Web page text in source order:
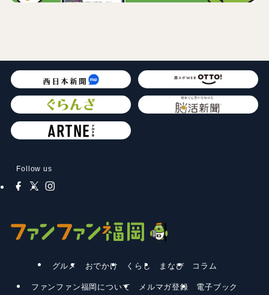
Follow us
グルメ おでかけ くらし まなび コラム
ファンファン福岡について メルマガ登録 電子ブック